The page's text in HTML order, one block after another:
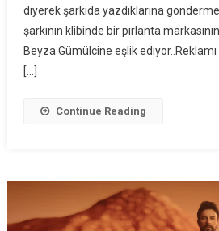
diyerek şarkıda yazdıklarına
şarkının klibinde bir pırlanta
Beyza Gümülcine eşlik
[…]
Continue Reading